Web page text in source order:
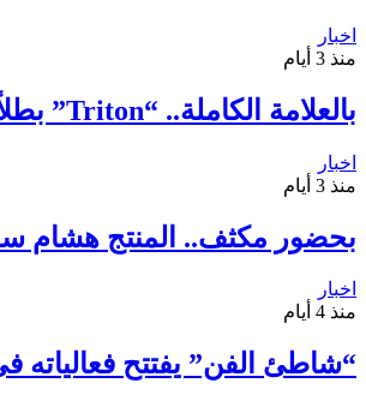
اخبار
منذ 3 أيام
بالعلامة الكاملة.. “Triton” بطلاً لإقليمية الغواصات الآلية للمرة الثانية
اخبار
منذ 3 أيام
بحضور مكثف.. المنتج هشام
اخبار
منذ 4 أيام
“شاطئ الفن” يفتتح فعالياته في مطروح